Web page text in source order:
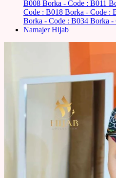
B008 Borka - Code : B011
Code : B018 Borka - Code :
Borka - Code : B034 Borka -
Namajer Hijab